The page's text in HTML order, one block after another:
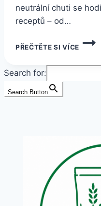
neutrální chuti se
receptů – od…
PŘEČTĚTE SI VÍCEMASO:
Search for:
Search Button